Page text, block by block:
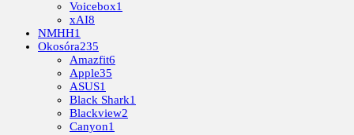
Voicebox1
xAI8
NMHH1
Okosóra235
Amazfit6
Apple35
ASUS1
Black Shark1
Blackview2
Canyon1